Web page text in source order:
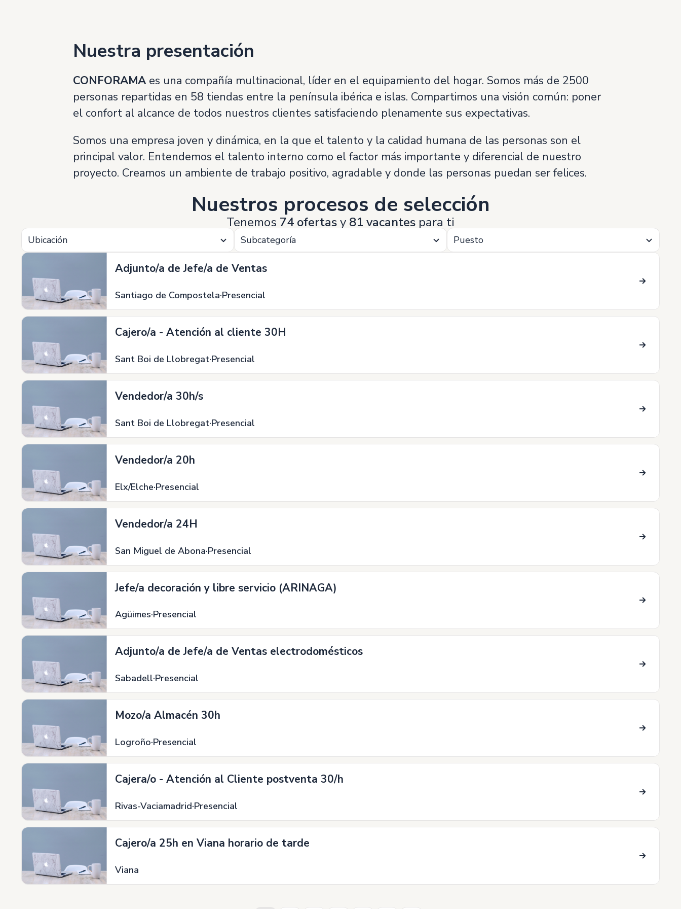
Nuestra presentación
CONFORAMA es una compañía multinacional, líder en el equipamiento del hogar. Somos más de 2500
personas repartidas en 58 tiendas entre la península ibérica e islas. Compartimos una visión común: poner
el confort al alcance de todos nuestros clientes satisfaciendo plenamente sus expectativas.
Somos una empresa joven y dinámica, en la que el talento y la calidad humana de las personas son el
principal valor. Entendemos el talento interno como el factor más importante y diferencial de nuestro
proyecto. Creamos un ambiente de trabajo positivo, agradable y donde las personas puedan ser felices.
Nuestros procesos de selección
Tenemos 74 ofertasy 81 vacantes para ti
Ubicación Subcategoría Puesto
Adjunto/a de Jefe/a de Ventas
Santiago de Compostela Presencial
Cajero/a - Atención al cliente 30H
Sant Boi de Llobregat Presencial
Vendedor/a 30h/s
Sant Boi de Llobregat Presencial
Vendedor/a 20h
Elx/Elche Presencial
Vendedor/a 24H
San Miguel de Abona Presencial
Jefe/a decoración y libre servicio (ARINAGA)
Agüimes Presencial
Adjunto/a de Jefe/a de Ventas electrodomésticos
Sabadell Presencial
Mozo/a Almacén 30h
Logroño Presencial
Cajera/o - Atención al Cliente postventa 30/h
Rivas-Vaciamadrid Presencial
Cajero/a 25h en Viana horario de tarde
Viana